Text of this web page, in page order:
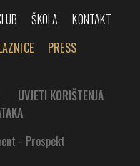
ŠKOLA
KONTAKT
PRESS
UVJETI KORIŠTENJA
- Prospekt